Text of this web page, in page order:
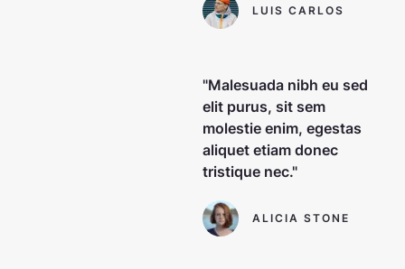
LUIS CARLOS
"Malesuada nibh eu sed
elit purus, sit sem
molestie enim, egestas
aliquet etiam donec
tristique nec."
ALICIA STONE